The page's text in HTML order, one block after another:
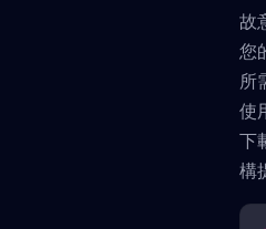
故
您
所
使
下
構